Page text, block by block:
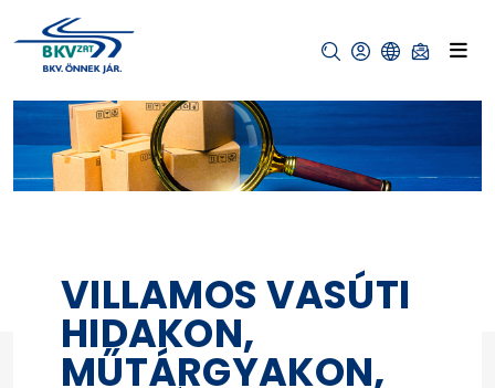
VILLAMOS VASÚTI
HIDAKON,
MŰTÁRGYAKON,